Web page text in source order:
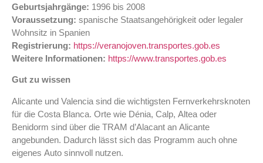
Geburtsjahrgänge: 1996 bis 2008
Voraussetzung: spanische Staatsangehörigkeit oder legaler
Wohnsitz in Spanien
Registrierung: https://veranojoven.transportes.gob.es
Weitere Informationen: https://www.transportes.gob.es
Gut zu wissen
Alicante und Valencia sind die wichtigsten Fernverkehrsknoten
für die Costa Blanca. Orte wie Dénia, Calp, Altea oder
Benidorm sind über die TRAM d’Alacant an Alicante
angebunden. Dadurch lässt sich das Programm auch ohne
eigenes Auto sinnvoll nutzen.